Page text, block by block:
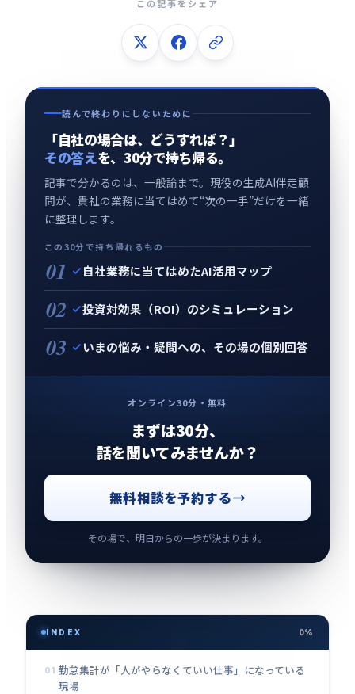
この記事をシェア
読んで終わりにしないために
「自社の場合は、どうすれば？」
その答えを、30分で持ち帰る。
記事で分かるのは、一般論まで。現役の生成AI伴走顧
問が、貴社の業務に当てはめて“次の一手”だけを一緒
に整理します。
この30分で持ち帰れるもの
01 自社業務に当てはめたAI活用マップ
02 投資対効果（ROI）のシミュレーション
03 いまの悩み・疑問への、その場の個別回答
オンライン30分・無料
まずは30分、
話を聞いてみませんか？
無料相談を予約する
その場で、明日からの一歩が決まります。
INDEX 0%
01 勤怠集計が「人がやらなくていい仕事」になっている
現場